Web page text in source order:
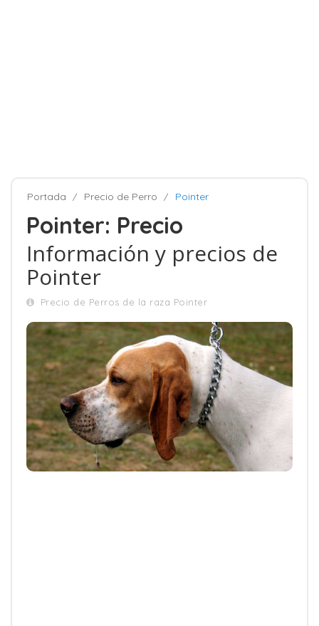
Portada Precio de Perro Pointer
Pointer: Precio
Información y precios de
Pointer
Precio de Perros de la raza Pointer